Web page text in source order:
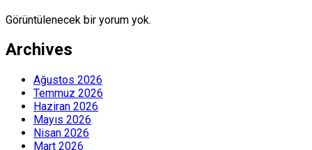
Görüntülenecek bir yorum yok.
Archives
Ağustos 2026
Temmuz 2026
Haziran 2026
Mayıs 2026
Nisan 2026
Mart 2026